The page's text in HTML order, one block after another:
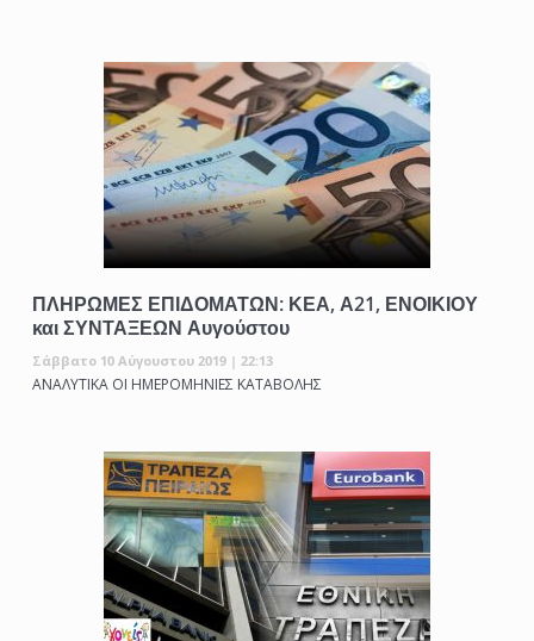
ΠΛΗΡΩΜΕΣ ΕΠΙΔΟΜΑΤΩΝ: ΚΕΑ, Α21, ΕΝΟΙΚΙΟΥ
και ΣΥΝΤΑΞΕΩΝ Αυγούστου
Σάββατο 10 Αύγουστου 2019 | 22:13
ΑΝΑΛΥΤΙΚΑ ΟΙ ΗΜΕΡΟΜΗΝΙΕΣ ΚΑΤΑΒΟΛΗΣ